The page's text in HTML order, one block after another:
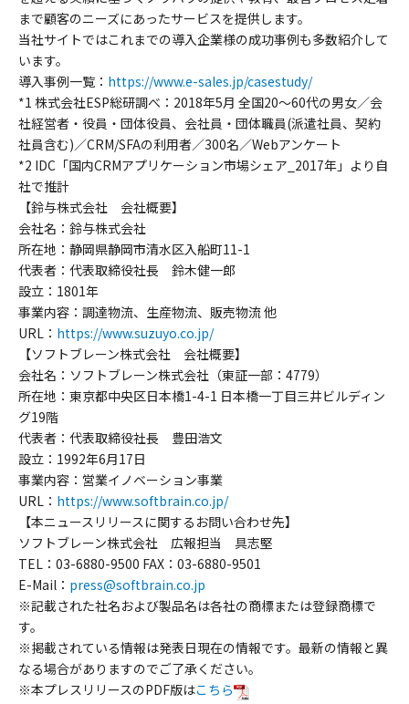
まで顧客のニーズにあったサービスを提供します。
当社サイトではこれまでの導入企業様の成功事例も多数紹介して
います。
導入事例一覧： https://www.e-sales.jp/casestudy/
*1 株式会社ESP総研調べ：2018年5月 全国20～60代の男女／会
社経営者・役員・団体役員、会社員・団体職員(派遣社員、契約
社員含む)／CRM/SFAの利用者／300名／Webアンケート
*2 IDC「国内CRMアプリケーション市場シェア_2017年」より自
社で推計
【鈴与株式会社 会社概要】
会社名：鈴与株式会社
所在地：静岡県静岡市清水区入船町11-1
代表者：代表取締役社長 鈴木健一郎
設立：1801年
事業内容：調達物流、生産物流、販売物流 他
URL： https://www.suzuyo.co.jp/
【ソフトブレーン株式会社 会社概要】
会社名：ソフトブレーン株式会社（東証一部：4779）
所在地：東京都中央区日本橋1-4-1 日本橋一丁目三井ビルディン
グ19階
代表者：代表取締役社長 豊田浩文
設立：1992年6月17日
事業内容：営業イノベーション事業
URL： https://www.softbrain.co.jp/
【本ニュースリリースに関するお問い合わせ先】
ソフトブレーン株式会社 広報担当 具志堅
TEL：03-6880-9500 FAX：03-6880-9501
E-Mail： press@softbrain.co.jp
※記載された社名および製品名は各社の商標または登録商標で
す。
※掲載されている情報は発表日現在の情報です。最新の情報と異
なる場合がありますのでご了承ください。
※本プレスリリースのPDF版はこちら